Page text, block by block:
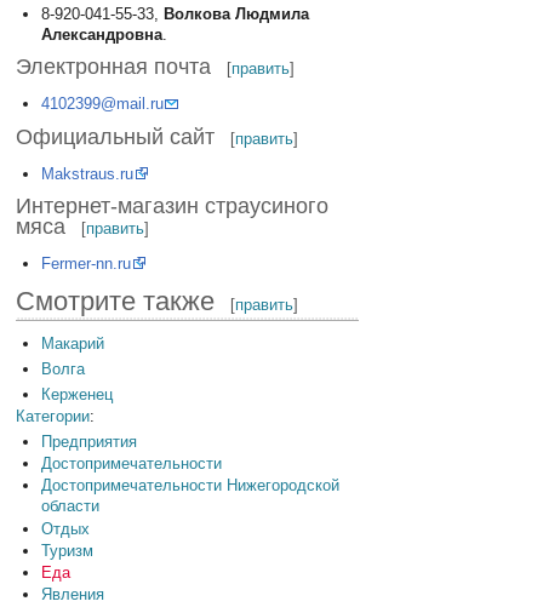
8-920-041-55-33, Волкова Людмила
Александровна.
Электронная почта [править]
4102399@mail.ru
Официальный сайт [править]
Makstraus.ru
Интернет-магазин страусиного
мяса
[править]
Fermer-nn.ru
Смотрите также [править]
Макарий
Волга
Керженец
Категории:
Предприятия
Достопримечательности
Достопримечательности Нижегородской
области
Отдых
Туризм
Еда
Явления